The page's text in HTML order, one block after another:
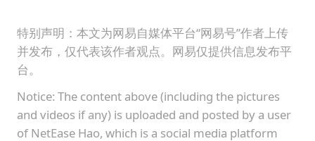
特别声明：本文为网易自媒体平台“网易号”作者上传
并发布，仅代表该作者观点。网易仅提供信息发布平
台。
Notice: The content above (including the pictures
and videos if any) is uploaded and posted by a user
of NetEase Hao, which is a social media platform